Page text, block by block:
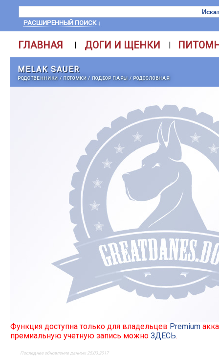
РАСШИРЕННЫЙ ПОИСК ↓
ГЛАВНАЯ | ДОГИ И ЩЕНКИ |
MELAK SAUER
РОДСТВЕННИКИ / ПОТОМКИ/ ПОДБОР ПАРЫ / РОДОСЛОВНАЯ
Функция доступна только для владельцев Premium
премиальную учетную запись можно ЗДЕСЬ.
Последнее обновление данных 25.03.2017